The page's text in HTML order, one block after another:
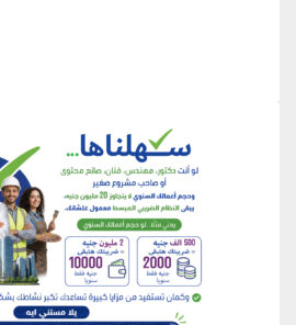
منطقة إعلانية